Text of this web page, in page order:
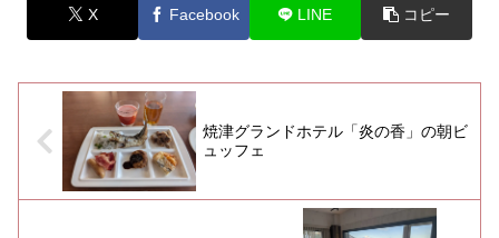
X Facebook LINE コピー
焼津グランドホテル「炎の香」の朝ビ
ュッフェ